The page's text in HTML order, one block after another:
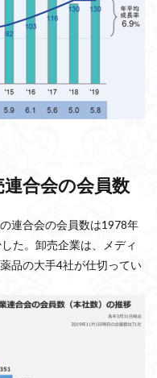
合会の会員数
連合会の会員数は1978年
た。卸売企業は、メディ
品の大手4社が仕切ってい